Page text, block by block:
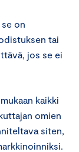
on
tai
jos se ei
kaikki
omien
siten,